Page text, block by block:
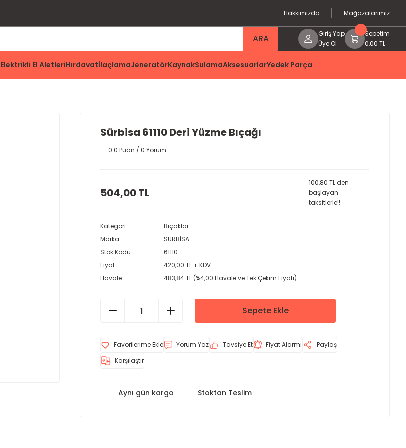
Hakkimizda Mağazalarımız
ARA
Giriş Yap
Üye Ol
Sepetim
0,00 TL
Elektrikli El AletleriHırdavatİlaçlamaJeneratörKaynakSulamaAksesuarlarYedek Parça
Sürbisa 61110 Deri Yüzme Bıçağı
0.0 Puan / 0 Yorum
504,00 TL
100,80 TL den
başlayan
taksitlerle!!
Kategori
Bıçaklar
Marka
SÜRBİSA
Stok Kodu
61110
Fiyat
420,00 TL + KDV
Havale
483,84 TL (%4,00 Havale ve Tek Çekim Fiyatı)
Sepete Ekle
Yorum Yaz Tavsiye Et Fiyat Alarmı
Paylaş
Karşılaştır
Aynı gün kargo Stoktan Teslim